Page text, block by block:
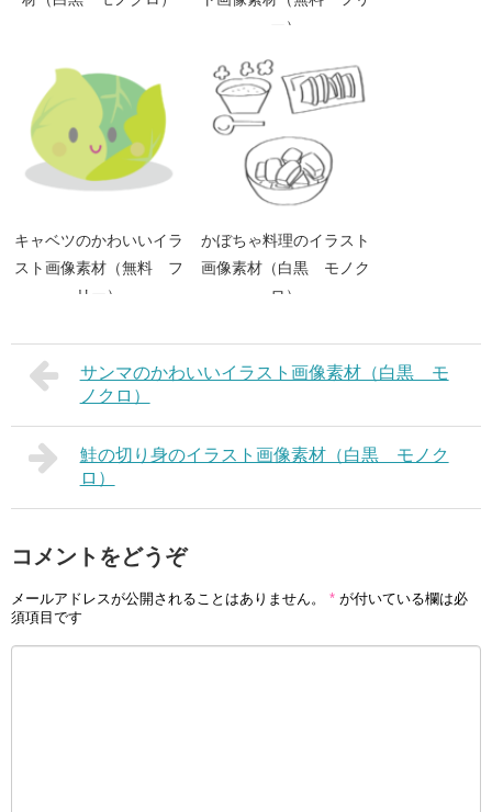
ー）
キャベツのかわいいイラ
スト画像素材（無料 フ
リー）
かぼちゃ料理のイラスト
画像素材（白黒 モノク
ロ）
サンマのかわいいイラスト画像素材（白黒 モ
ノクロ）
鮭の切り身のイラスト画像素材（白黒 モノク
ロ）
コメントをどうぞ
メールアドレスが公開されることはありません。 * が付いている欄は必
須項目です